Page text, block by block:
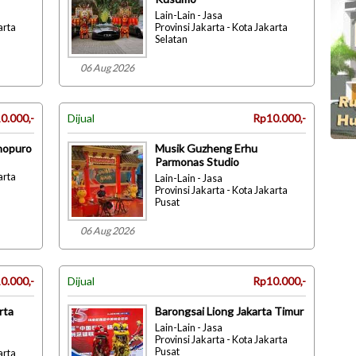
06 Aug 2026
Lain-Lain - Jasa
Provinsi Jakarta - Kota Jakarta
Selatan
Dijual Rp10.000,-
06 Aug 2026
Musik Guzheng Erhu
Parmonas Studio
Lain-Lain - Jasa
Provinsi Jakarta - Kota Jakarta
Pusat
Dijual Rp10.000,-
Barongsai Liong Jakarta Timur
Lain-Lain - Jasa
Provinsi Jakarta - Kota Jakarta
Pusat